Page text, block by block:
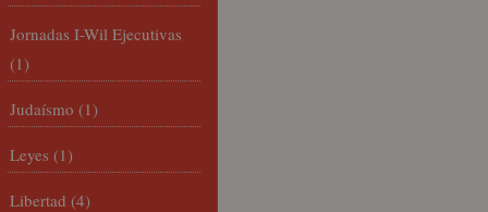
Jornadas I-Wil Ejecutivas
(1)
Judaísmo (1)
Leyes (1)
Libertad (4)